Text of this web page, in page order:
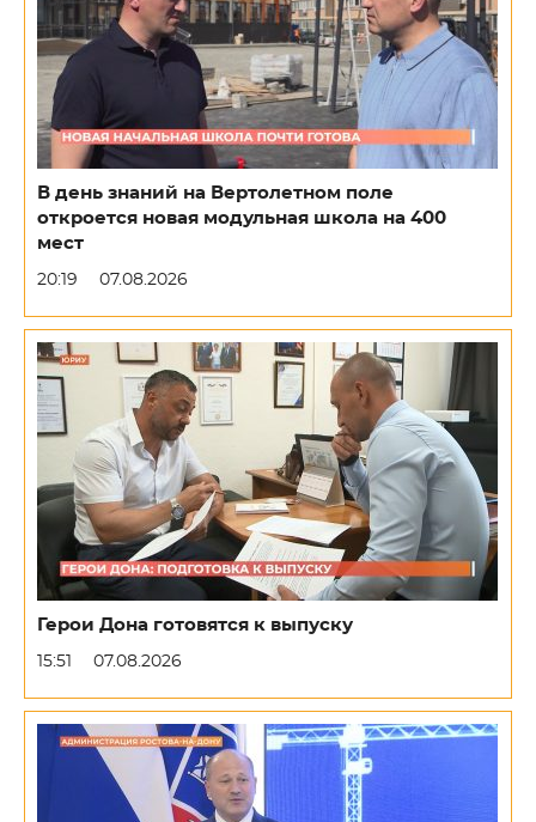
В день знаний на Вертолетном поле
откроется новая модульная школа на 400
мест
20:19 07.08.2026
Герои Дона готовятся к выпуску
15:51 07.08.2026